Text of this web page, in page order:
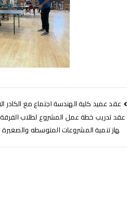
عقد عميد كلية الهندسة اجتماع مع الكادر
عقد تدريب خطة عمل المشروع لطلاب الفرقة
هاز تنمية المشروعات المتوسطه